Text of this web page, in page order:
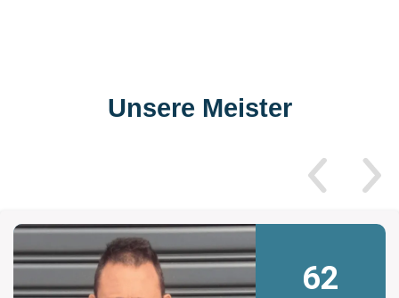
Unsere Meister
62